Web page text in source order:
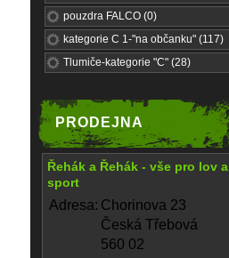
pouzdra FALCO (0)
kategorie C 1-"na občanku" (117)
Tlumiče-kategorie "C" (28)
PRODEJNA
Řehák a Řehák - vše pro lov a
sport
Adresa: Chorinova 23
Česká Třebová
560 02